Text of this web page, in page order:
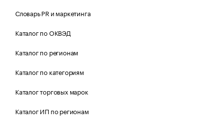
Словарь PR и маркетинга
Каталог по ОКВЭД
Каталог по регионам
Каталог по категориям
Каталог торговых марок
Каталог ИП по регионам